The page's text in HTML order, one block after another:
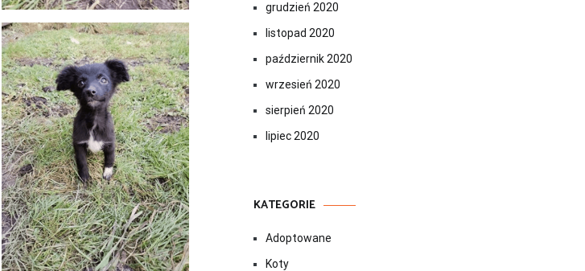
grudzień 2020
listopad 2020
październik 2020
wrzesień 2020
sierpień 2020
lipiec 2020
KATEGORIE
Adoptowane
Koty